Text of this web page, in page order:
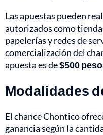
Las apuestas pueden
autorizados como
papelerías y redes de
comercialización del
apuesta es de$500
Modalidades
El chance Chontico
ganancia según la